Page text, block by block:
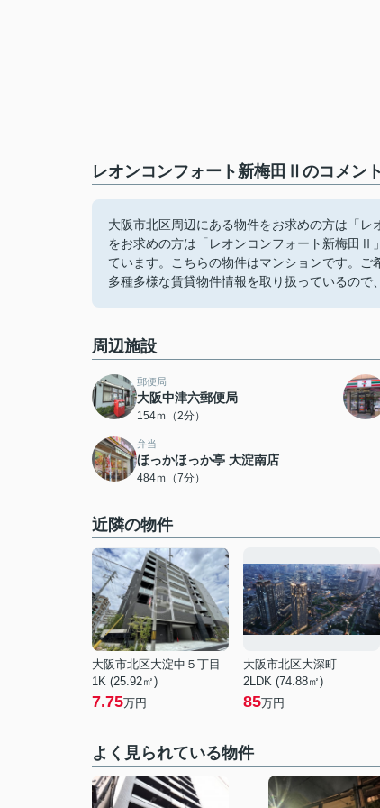
レオンコンフォート新梅田Ⅱのコメン
大阪市北区周辺にある物件をお求めの方は「
をお求めの方は「レオンコンフォート新梅田Ⅱ
ています。こちらの物件はマンションです。
多種多様な賃貸物件情報を取り扱っているので
周辺施設
郵便局
大阪中津六郵便局
154ｍ（2分）
弁当
ほっかほっか亭 大淀南店
484ｍ（7分）
近隣の物件
大阪市北区大淀中５丁目
1K (25.92㎡)
7.75万円
大阪市北区大深町
2LDK (74.88㎡)
85万円
よく見られている物件